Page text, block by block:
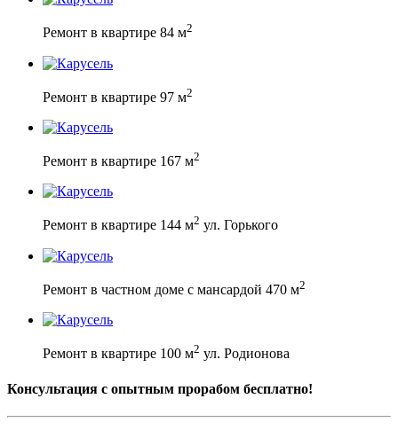
Ремонт в квартире 84 м2
Ремонт в квартире 97 м2
Ремонт в квартире 167 м2
Ремонт в квартире 144 м2 ул. Горького
Ремонт в частном доме с мансардой 470 м2
Ремонт в квартире 100 м2 ул. Родионова
Консультация с опытным прорабом бесплатно!